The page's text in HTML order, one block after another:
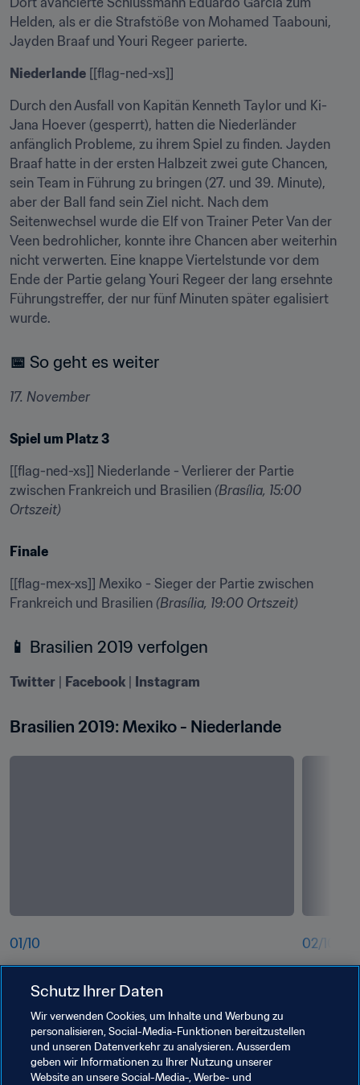
Helden, als er die Strafstöße von Mohamed Taabouni,
Jayden Braaf und Youri Regeer parierte.
Niederlande [[flag-ned-xs]]
Durch den Ausfall von Kapitän Kenneth Taylor und Ki-
Jana Hoever (gesperrt), hatten die Niederländer
anfänglich Probleme, zu ihrem Spiel zu finden. Jayden
Braaf hatte in der ersten Halbzeit zwei gute Chancen,
sein Team in Führung zu bringen (27. und 39. Minute),
aber der Ball fand sein Ziel nicht. Nach dem
Seitenwechsel wurde die Elf von Trainer Peter Van der
Veen bedrohlicher, konnte ihre Chancen aber weiterhin
nicht verwerten. Eine knappe Viertelstunde vor dem
Ende der Partie gelang Youri Regeer der lang ersehnte
Führungstreffer, der nur fünf Minuten später egalisiert
wurde.
📅 So geht es weiter
17. November
Spiel um Platz 3
[[flag-ned-xs]] Niederlande - Verlierer der Partie
zwischen Frankreich und Brasilien (Brasília, 15:00
Ortszeit)
Finale
[[flag-mex-xs]] Mexiko - Sieger der Partie zwischen
Frankreich und Brasilien (Brasília, 19:00 Ortszeit)
📱 Brasilien 2019 verfolgen
Twitter Facebook Instagram
Brasilien 2019: Mexiko - Niederlande
01 /10
ubj3yju4gmmftlbrapoi.jpg
02/10
Schutz Ihrer Daten
Wir verwenden Cookies, um Inhalte und Werbung zu
personalisieren, Social-Media-Funktionen bereitzustellen
und unseren Datenverkehr zu analysieren. Ausserdem
geben wir Informationen zu Ihrer Nutzung unserer
Website an unsere Social-Media-, Werbe- und